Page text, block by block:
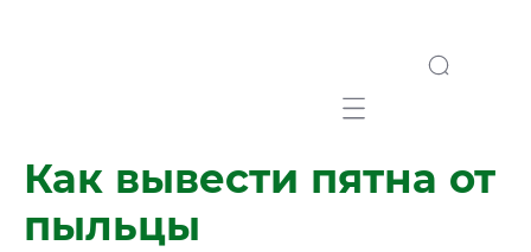
Mobile navigation
Как вывести пятна от
пыльцы